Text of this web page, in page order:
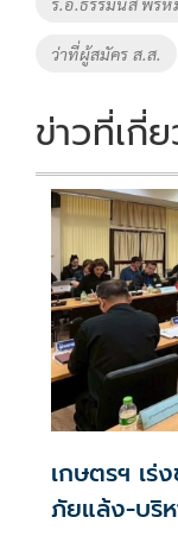
ว่าที่ผู้สมัคร ส.ส.
ข่าวที่เกี่
เกษตรฯ เร่
ภัยแล้ง-บริ